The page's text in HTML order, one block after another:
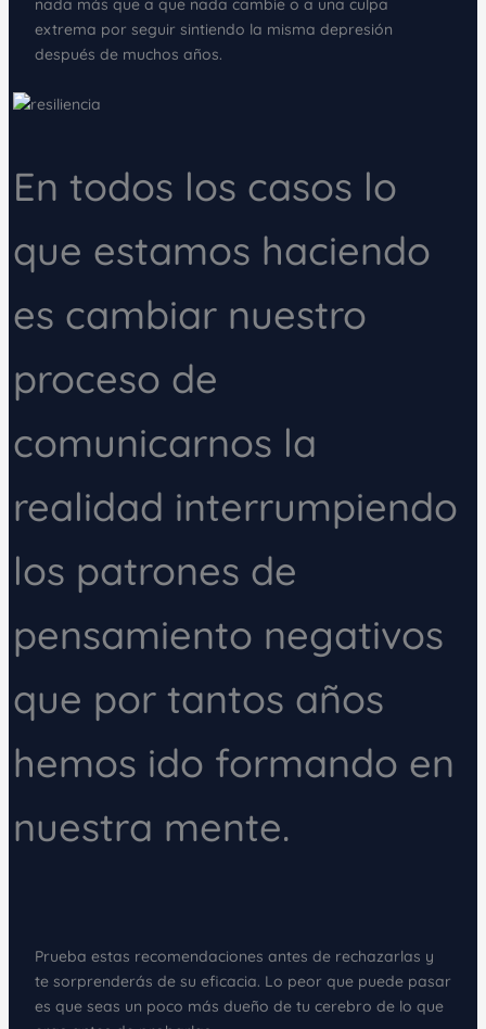
nada más que a que nada cambie o a una culpa
extrema por seguir sintiendo la misma depresión
después de muchos años.
En todos los casos lo
que estamos haciendo
es cambiar nuestro
proceso de
comunicarnos la
realidad interrumpiendo
los patrones de
pensamiento negativos
que por tantos años
hemos ido formando en
nuestra mente.
Prueba estas recomendaciones antes de rechazarlas y
te sorprenderás de su eficacia. Lo peor que puede pasar
es que seas un poco más dueño de tu cerebro de lo que